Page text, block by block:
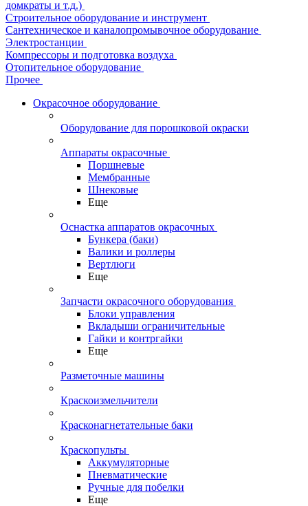
домкраты и т.д.)
Строительное оборудование и инструмент
Сантехническое и каналопромывочное оборудование
Электростанции
Компрессоры и подготовка воздуха
Отопительное оборудование
Прочее
Окрасочное оборудование
Оборудование для порошковой окраски
Аппараты окрасочные
Поршневые
Мембранные
Шнековые
Еще
Оснастка аппаратов окрасочных
Бункера (баки)
Валики и роллеры
Вертлюги
Еще
Запчасти окрасочного оборудования
Блоки управления
Вкладыши ограничительные
Гайки и контргайки
Еще
Разметочные машины
Краскоизмельчители
Красконагнетательные баки
Краскопульты
Аккумуляторные
Пневматические
Ручные для побелки
Еще